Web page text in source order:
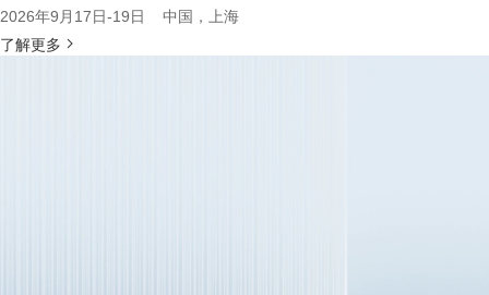
2026年9月17日-19日 中国，上海
了解更多